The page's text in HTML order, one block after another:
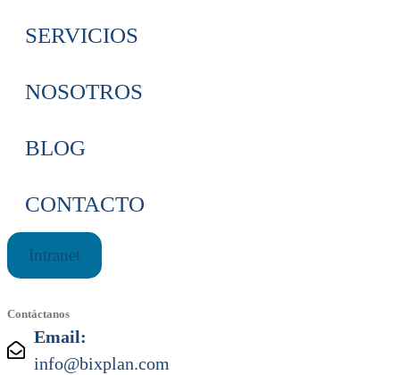
SERVICIOS
NOSOTROS
BLOG
CONTACTO
Intranet
Contáctanos
Email:
info@bixplan.com